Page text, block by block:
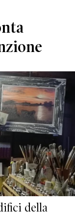
della